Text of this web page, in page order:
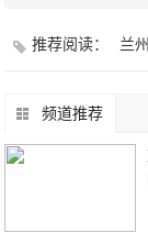
推荐阅读： 兰
频道推荐